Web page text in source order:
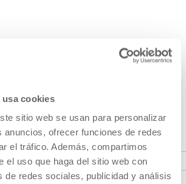
usa cookies
sitio web se usan para personalizar
anuncios, ofrecer funciones de redes
el tráfico. Además, compartimos
el uso que haga del sitio web con
de redes sociales, publicidad y análisis